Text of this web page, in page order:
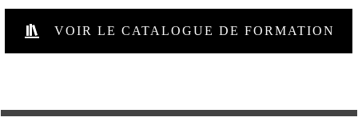
VOIR LE CATALOGUE DE FORMATION